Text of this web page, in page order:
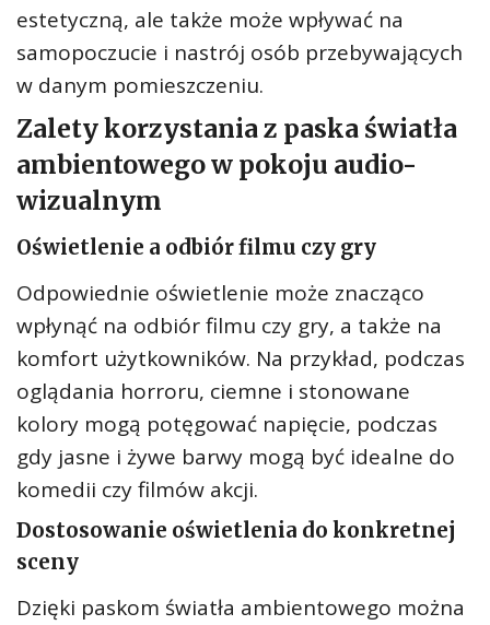
estetyczną, ale także może wpływać na
samopoczucie i nastrój osób przebywających
w danym pomieszczeniu.
Zalety korzystania z paska światła
ambientowego w pokoju audio-
wizualnym
Oświetlenie a odbiór filmu czy gry
Odpowiednie oświetlenie może znacząco
wpłynąć na odbiór filmu czy gry, a także na
komfort użytkowników. Na przykład, podczas
oglądania horroru, ciemne i stonowane
kolory mogą potęgować napięcie, podczas
gdy jasne i żywe barwy mogą być idealne do
komedii czy filmów akcji.
Dostosowanie oświetlenia do konkretnej
sceny
Dzięki paskom światła ambientowego można